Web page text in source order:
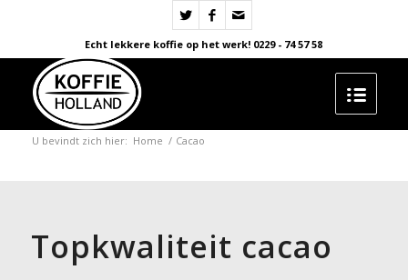
Echt lekkere koffie op het werk! 0229 - 74 57 58
U bevindt zich hier: Home / Cacao
Topkwaliteit cacao